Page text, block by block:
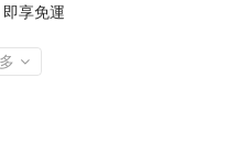
享免運